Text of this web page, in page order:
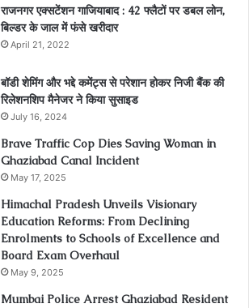
राजनगर एक्सटेंशन गाजियाबाद : 42 फ्लैटों पर डबल लोन,
बिल्डर के जाल में फंसे खरीदार
April 21, 2022
बॉडी शेमिंग और भद्दे कमेंट्स से परेशान होकर निजी बैंक की
रिलेशनशिप मैनेजर ने किया सुसाइड
July 16, 2024
Brave Traffic Cop Dies Saving Woman in
Ghaziabad Canal Incident
May 17, 2025
Himachal Pradesh Unveils Visionary
Education Reforms: From Declining
Enrolments to Schools of Excellence and
Board Exam Overhaul
May 9, 2025
Mumbai Police Arrest Ghaziabad Resident